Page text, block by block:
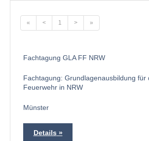
« < 1 > »
Fachtagung GLA FF NRW
Fachtagung: Grundlagenausbildung für
Feuerwehr in NRW
Münster
Details